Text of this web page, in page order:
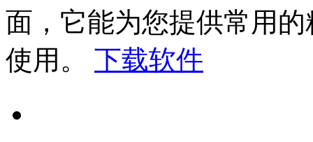
面，它能为您提供常用
使用。
下载软件